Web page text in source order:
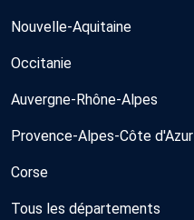
Nouvelle-Aquitaine
Occitanie
Auvergne-Rhône-Alpes
Provence-Alpes-Côte d'Azur
Corse
Tous les départements